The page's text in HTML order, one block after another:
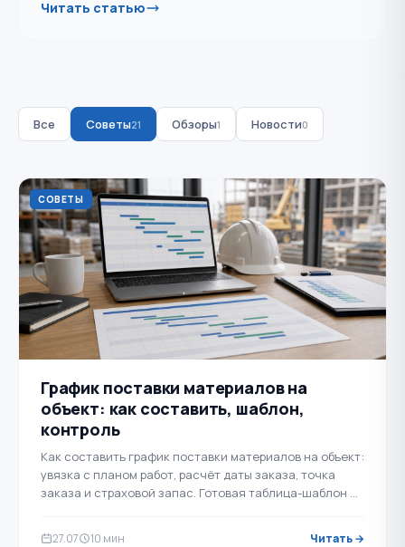
Читать статью
Все Советы21 Обзоры1 Новости0
СОВЕТЫ
График поставки материалов на
объект: как составить, шаблон,
контроль
Как составить график поставки материалов на объект:
увязка с планом работ, расчёт даты заказа, точка
заказа и страховой запас. Готовая таблица-шаблон и
27.07 10 мин Читать →